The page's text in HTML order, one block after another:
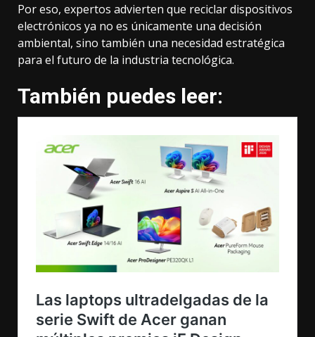
Por eso, expertos advierten que reciclar dispositivos
electrónicos ya no es únicamente una decisión
ambiental, sino también una necesidad estratégica
para el futuro de la industria tecnológica.
También puedes leer: